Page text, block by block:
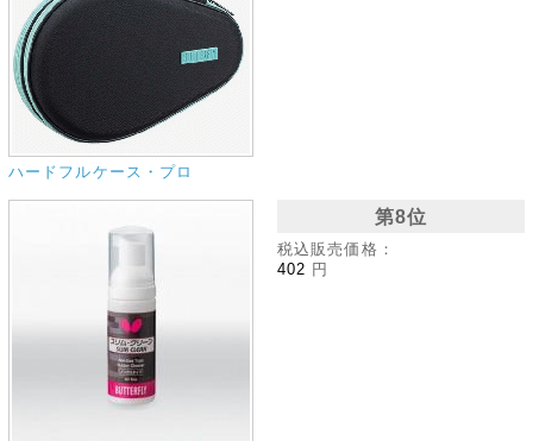
ハードフルケース・プロ
第8位
税込販売価格：
402 円